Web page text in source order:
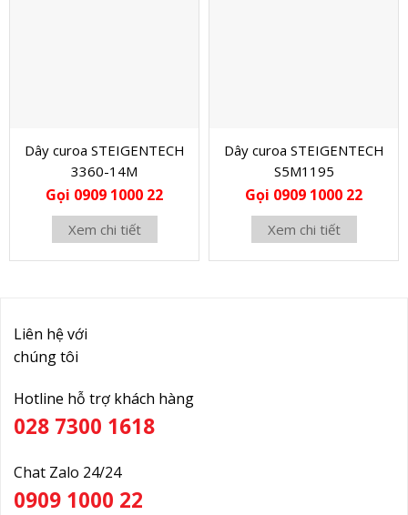
Dây curoa STEIGENTECH
3360-14M
Gọi 0909 1000 22
Xem chi tiết
Dây curoa STEIGENTECH
S5M1195
Gọi 0909 1000 22
Xem chi tiết
Liên hệ với
chúng tôi
Hotline hỗ trợ khách hàng
028 7300 1618
Chat Zalo 24/24
0909 1000 22